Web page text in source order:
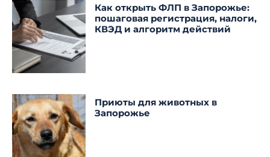
Как открыть ФЛП в Запорожье:
пошаговая регистрация, налоги,
КВЭД и алгоритм действий
Приюты для животных в
Запорожье